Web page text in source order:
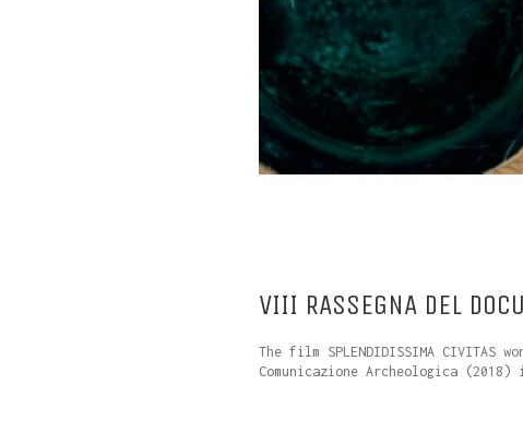
VIII RASSEGNA DEL
The film SPLENDIDISSIMA
Comunicazione Archeologica